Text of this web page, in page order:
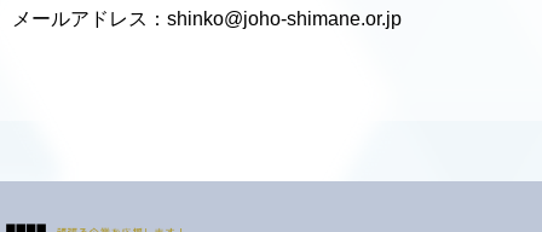
メールアドレス：shinko@joho-shimane.or.jp